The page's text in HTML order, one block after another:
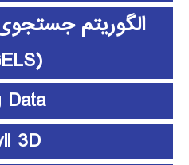
الگوریتم
(GELS)
Data
3D